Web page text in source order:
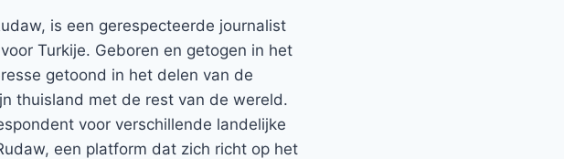
is een gerespecteerde journalist
Turkije. Geboren en getogen in het
getoond in het delen van de
thuisland met de rest van de wereld.
voor verschillende landelijke
een platform dat zich richt op het